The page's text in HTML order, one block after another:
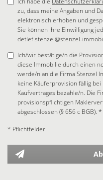
zu, dass meine Angaben und
elektronisch erhoben und
Sie können Ihre Einwilligung
detlef.stenzel@stenzel-
Ich/wir bestätige/n die
diese Immobilie durch einen
werde/n an die Firma Stenzel
keine Käuferprovision fällig
Kaufvertrages bezahle/n. Die
provisionspflichtigen
abgeschlossen (§ 656 c BGB). *
* Pflichtfelder